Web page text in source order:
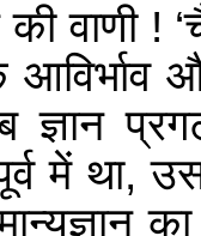
वाणी !
आविर्भाव
ज्ञान
पूर्व में